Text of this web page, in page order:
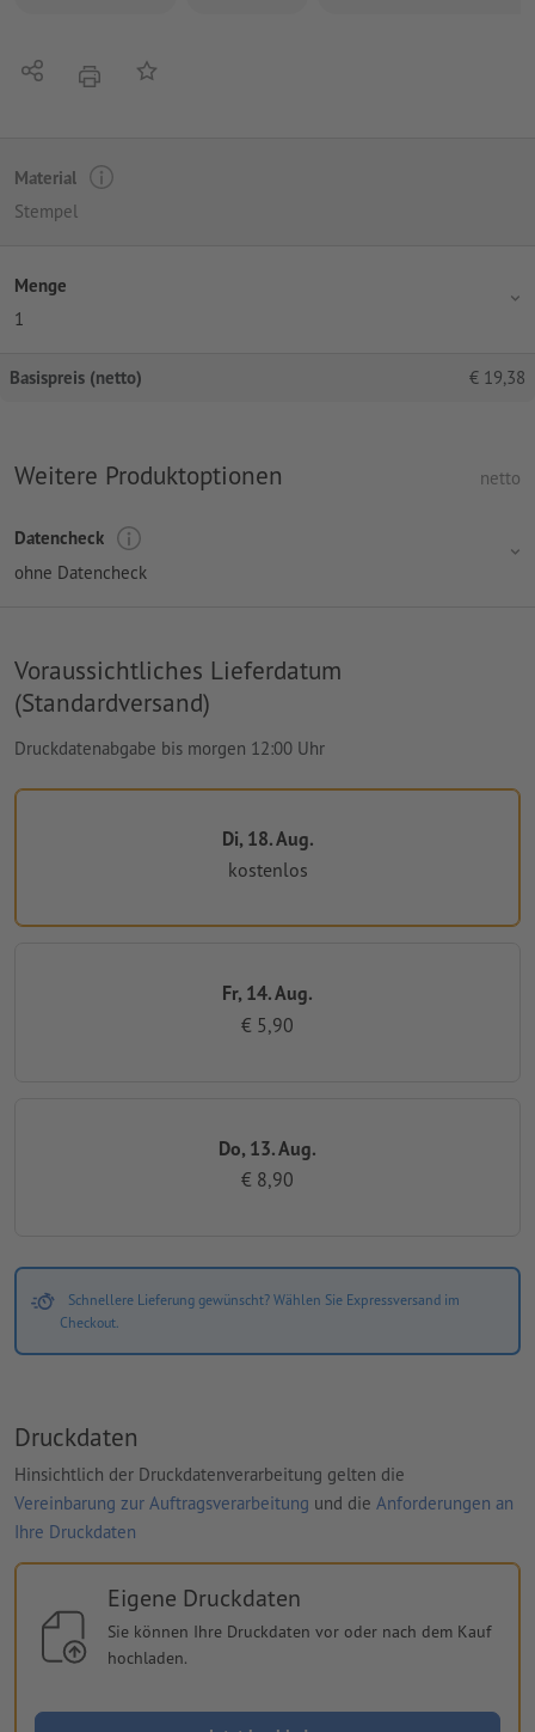
Teilen DruckenAuf die Merkliste
Material
Stempel
Menge
1
Basispreis (netto) € 19,38
Weitere Produktoptionen netto
Datencheck
ohne Datencheck
Voraussichtliches Lieferdatum
(Standardversand)
Druckdatenabgabe bis morgen 12:00 Uhr
Di, 18. Aug.
kostenlos
Fr, 14. Aug.
€ 5,90
Do, 13. Aug.
€ 8,90
Schnellere Lieferung gewünscht? Wählen Sie Expressversand im
Checkout.
Druckdaten
Hinsichtlich der Druckdatenverarbeitung gelten die
Vereinbarung zur Auftragsverarbeitung und die Anforderungen an
Ihre Druckdaten
Eigene Druckdaten
Sie können Ihre Druckdaten vor oder nach dem Kauf
hochladen.